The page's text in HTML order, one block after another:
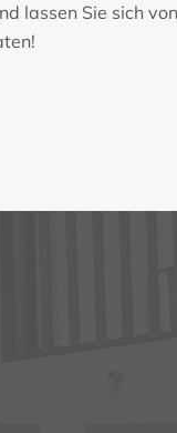
lassen Sie sich